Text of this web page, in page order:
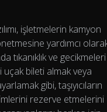
işletmelerin kamyon
yardımcı
tıkanıklık ve gecikmeleri
uçak bileti almak veya
gibi, taşıyıcıların
rezerve etmelerini